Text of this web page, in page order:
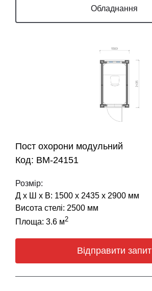
Обладнання
Пост охорони модульний
Код: BM-24151
Розмір:
Д х Ш х В: 1500 х 2435 х 2900 мм
Висота стелі: 2500 мм
Площа: 3.6 м2
Відправити запит